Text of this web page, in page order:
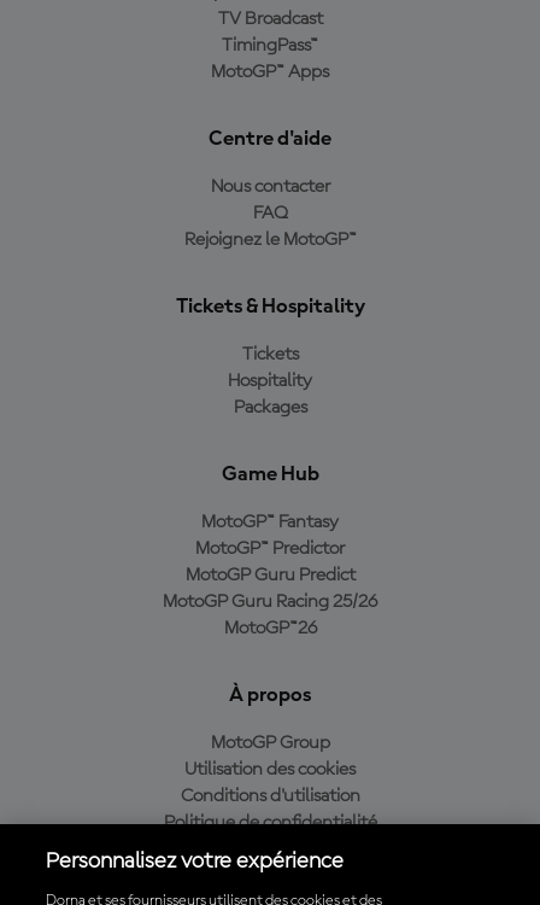
TV Broadcast
TimingPass™
MotoGP™ Apps
Centre d'aide
Nous contacter
FAQ
Rejoignez le MotoGP™
Tickets & Hospitality
Tickets
Hospitality
Packages
Game Hub
MotoGP™ Fantasy
MotoGP™ Predictor
MotoGP Guru Predict
MotoGP Guru Racing 25/26
MotoGP™26
À propos
MotoGP Group
Utilisation des cookies
Conditions d'utilisation
Politique de confidentialité
Politique d’achat
Personnalisez votre expérience
Dorna et ses fournisseurs utilisent des cookies et des